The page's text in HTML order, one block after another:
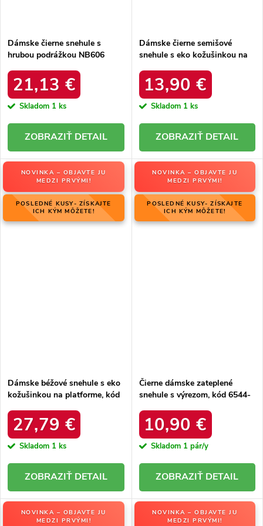
Dámske čierne snehule s
hrubou podrážkou NB606
21,13 €
Skladom 1 ks
DETAIL
Dámske čierne semišové
snehule s eko kožušinkou na
BLACK
13,90 €
Skladom 1 ks
DETAIL
NOVINKA – OBJAVTE JU
MEDZI PRVÝMI!
POSLEDNÉ KUSY- ZÍSKAJTE
ICH KÝM MÔŽETE!
Dámske béžové snehule s eko
kožušinkou na platforme, kód
27,79 €
Skladom 1 ks
DETAIL
NOVINKA – OBJAVTE JU
MEDZI PRVÝMI!
POSLEDNÉ KUSY- ZÍSKAJTE
ICH KÝM MÔŽETE!
Čierne dámske zateplené
snehule s výrezom, kód 6544-
10,90 €
Skladom 1 pár/y
DETAIL
NOVINKA – OBJAVTE JU
MEDZI PRVÝMI!
NOVINKA – OBJAVTE JU
MEDZI PRVÝMI!